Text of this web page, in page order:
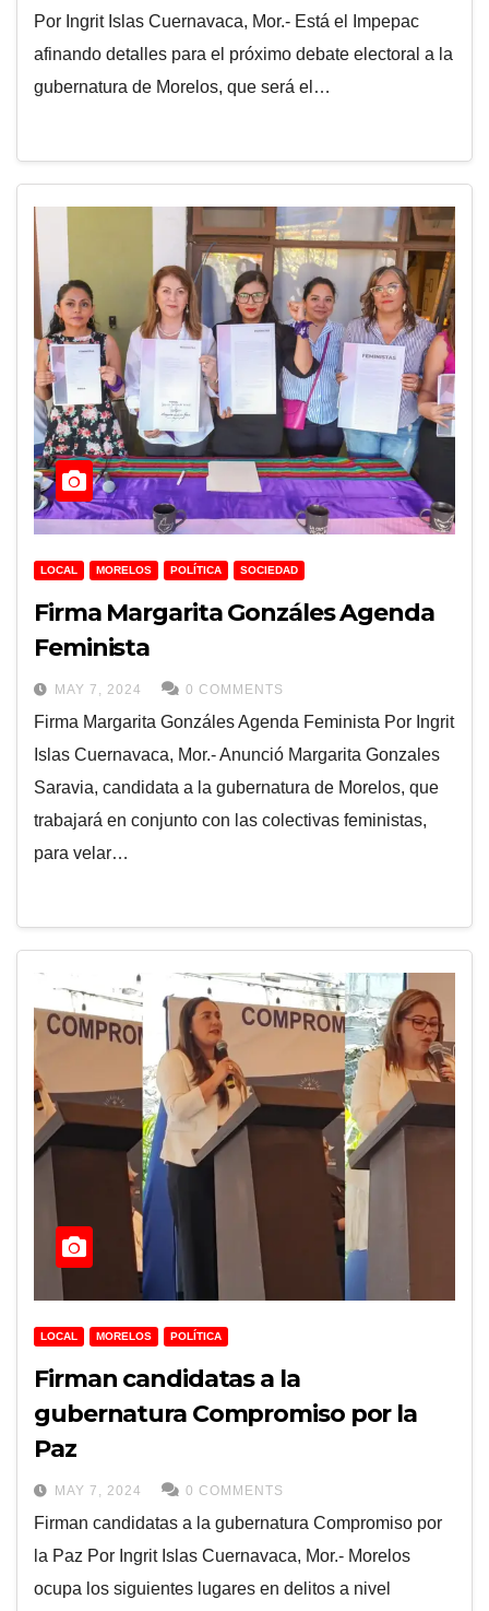
Por Ingrit Islas Cuernavaca, Mor.- Está el Impepac
afinando detalles para el próximo debate electoral a la
gubernatura de Morelos, que será el…
LOCAL MORELOS POLÍTICA SOCIEDAD
Firma Margarita Gonzáles Agenda
Feminista
MAY 7, 2024 0 COMMENTS
Firma Margarita Gonzáles Agenda Feminista Por Ingrit
Islas Cuernavaca, Mor.- Anunció Margarita Gonzales
Saravia, candidata a la gubernatura de Morelos, que
trabajará en conjunto con las colectivas feministas,
para velar…
LOCAL MORELOS POLÍTICA
Firman candidatas a la
gubernatura Compromiso por la
Paz
MAY 7, 2024 0 COMMENTS
Firman candidatas a la gubernatura Compromiso por
la Paz Por Ingrit Islas Cuernavaca, Mor.- Morelos
ocupa los siguientes lugares en delitos a nivel